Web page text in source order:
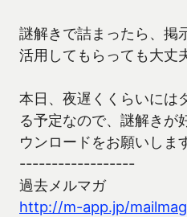
謎解きで詰まったら、掲
活用してもらっても大丈
本日、夜遅くくらいには
る予定なので、謎解きが
ウンロードをお願いしま
------------------
過去メルマガ
http://m-app.jp/